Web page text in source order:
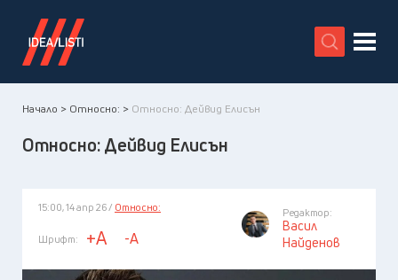
X
Начало > Относно: > Относно: Дейвид Елисън
Относно: Дейвид Елисън
15:00, 14 апр 26 / Относно:
Шрифт: +A -A
Редактор:
Васил
Найденов